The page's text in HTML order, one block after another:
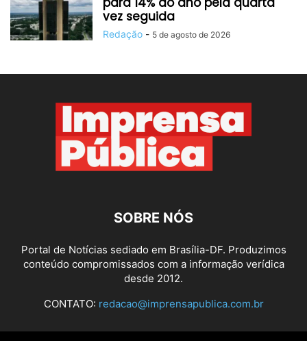
vez seguida
Redação - 5 de agosto de 2026
SOBRE NÓS
Portal de Notícias sediado em Brasília-DF. Produzimos
conteúdo compromissados com a informação verídica
desde 2012.
CONTATO: redacao@imprensapublica.com.br